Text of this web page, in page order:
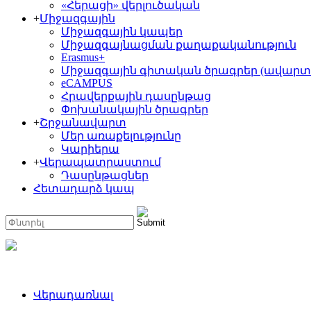
«Հերացի» վերլուծական
+Միջազգային
Միջազգային կապեր
Միջազգայնացման քաղաքականություն
Erasmus+
Միջազգային գիտական ծրագրեր
eCAMPUS
Հրավերքային դասընթաց
Փոխանակային ծրագրեր
+Շրջանավարտ
Մեր առաքելությունը
Կարիերա
+Վերապատրաստում
Դասընթացներ
Հետադարձ կապ
Վերադառնալ